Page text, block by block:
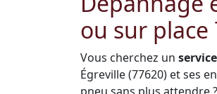
ou sur place
Vous cherchez un
Égreville (77620) et ses
pneu sans plus attendre ?